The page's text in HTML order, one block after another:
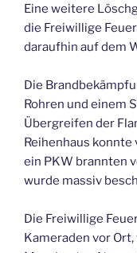
Eine weitere
die Freiwillige
daraufhin auf dem
Die
Rohren und einem
Übergreifen der
Reihenhaus
ein PKW brannten
wurde massiv
Die Freiwillige
Kameraden vor